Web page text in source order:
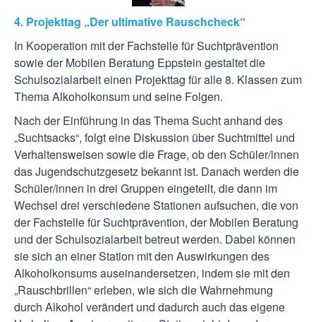
4. Projekttag „Der ultimative Rauschcheck“
In Kooperation mit der Fachstelle für Suchtprävention
sowie der Mobilen Beratung Eppstein gestaltet die
Schulsozialarbeit einen Projekttag für alle 8. Klassen zum
Thema Alkoholkonsum und seine Folgen.
Nach der Einführung in das Thema Sucht anhand des
„Suchtsacks“, folgt eine Diskussion über Suchtmittel und
Verhaltensweisen sowie die Frage, ob den Schüler/innen
das Jugendschutzgesetz bekannt ist. Danach werden die
Schüler/innen in drei Gruppen eingeteilt, die dann im
Wechsel drei verschiedene Stationen aufsuchen, die von
der Fachstelle für Suchtprävention, der Mobilen Beratung
und der Schulsozialarbeit betreut werden. Dabei können
sie sich an einer Station mit den Auswirkungen des
Alkoholkonsums auseinandersetzen, indem sie mit den
„Rauschbrillen“ erleben, wie sich die Wahrnehmung
durch Alkohol verändert und dadurch auch das eigene